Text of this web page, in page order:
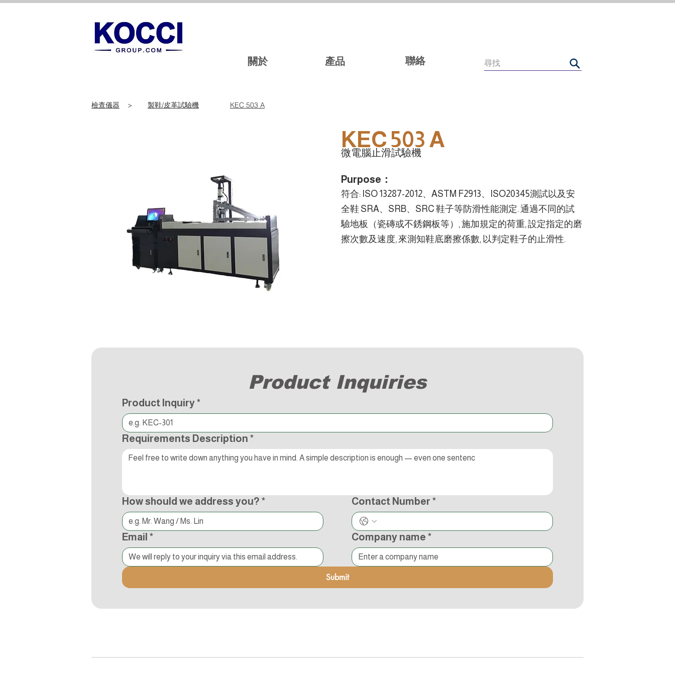
關於 產品 聯絡
檢查儀器 > 製鞋/皮革試驗機 KEC 503 A
KEC 503 A
微電腦止滑試驗機
Purpose：
符合: ISO 13287-2012、ASTM F2913、ISO20345測試以及安
全鞋 SRA、SRB、SRC 鞋子等防滑性能測定. 通過不同的試
驗地板（瓷磚或不銹鋼板等）, 施加規定的荷重, 設定指定的磨
擦次數及速度, 來測知鞋底磨擦係數, 以判定鞋子的止滑性.
Product Inquiries
Product Inquiry*
Requirements Description *
How should we address you? * Contact Number *
Email * Company name *
Submit